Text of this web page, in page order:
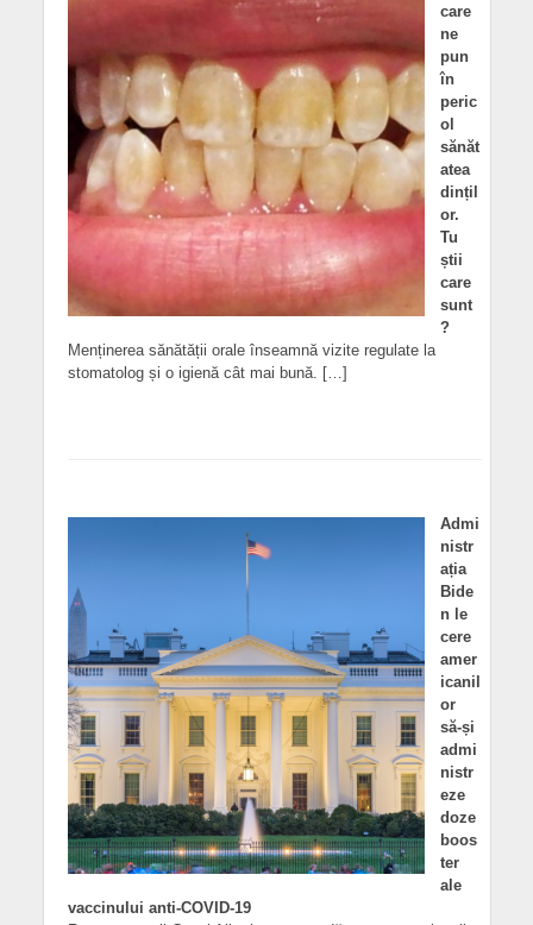
care
ne
pun
în
peric
ol
sănăt
atea
dințil
or.
Tu
știi
care
sunt
?
Menținerea sănătății orale înseamnă vizite regulate la
stomatolog și o igienă cât mai bună. […]
Admi
nistr
ația
Bide
n le
cere
amer
icanil
or
să-și
admi
nistr
eze
doze
boos
ter
ale
vaccinului anti-COVID-19